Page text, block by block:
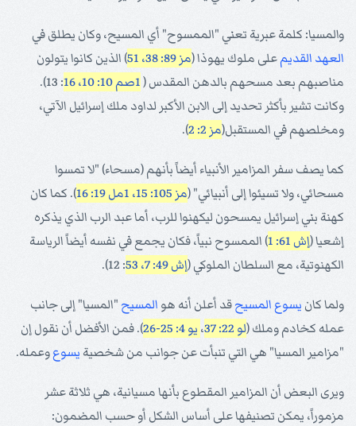
والمسيا: كلمة عبرية تعني "الممسوح" أي المسيح، وكان يطلق في
العهد القديمعلى ملوك يهوذا (مز 89: 38، 51
) الذين كانوا يتولون
مناصبهم بعد مسحهم بالدهن المقدس (1صم 10: 10، 16
: 13).
وكانت تشير بأكثر تحديد إلى الابن الأكبر لداود ملك إسرائيل الآتي،
ومخلصهم في المستقبل(مز 2: 2 ).
كما يصف سفر المزامير الأنبياء أيضاً بأنهم (مسحاء) "لا تمسوا
مسحائي، ولا تسيئوا إلى أنبيائي" (مز 105: 15، 1 مل 19: 16
). كما كان
كهنة بني إسرائيل يمسحون ليكهنوا للرب، أما عبد الرب الذي يذكره
إشعيا (إش 61: 1
) الممسوح نبياً، فكان يجمع في نفسه أيضاً الرياسة
الكهنوتية، مع السلطان الملوكي (إش 49: 7، 53 : 12).
ولما كان يسوع المسيحقد أعلن أنه هو المسيح "المسيا" إلى جانب
عمله كخادم وملك (لو 22: 37 ، يو 4: 25-26
). فمن الأفضل أن نقول إن
"مزامير المسيا" هي التي تنبأت عن جوانب من شخصية يسوعوعمله.
ويرى البعض أن المزامير المقطوع بأنها مسيانية، هي ثلاثة عشر
مزموراً، يمكن تصنيفها على أساس الشكل أو حسب المضمون: